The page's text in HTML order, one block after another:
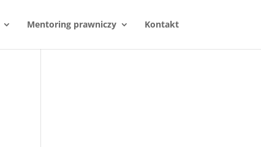
Mentoring prawniczy Kontakt